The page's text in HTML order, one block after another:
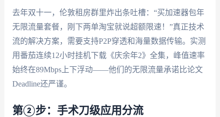
去年双十一，伦敦租房群里炸出条吐槽：“买加速器包年
无限流量套餐，刚下两单淘宝就说超额限速！”真正技术
流的解决方案，需要支持P2P穿透和海量数据传输。实测
用番茄连续12小时挂机下载《庆余年2》全集，峰值速率
始终在89Mbps上下浮动——他们的无限流量承诺比论文
Deadline还严谨。
第②步：手术刀级应用分流